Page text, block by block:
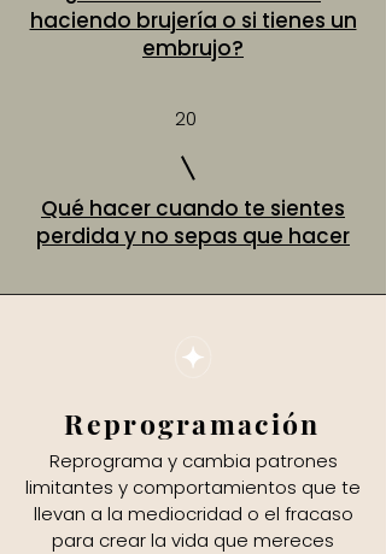
haciendo brujería o si tienes un
embrujo?
20
Qué hacer cuando te sientes
perdida y no sepas que hacer
Reprogramación
Reprograma y cambia patrones
limitantes y comportamientos que te
llevan a la mediocridad o el fracaso
para crear la vida que mereces